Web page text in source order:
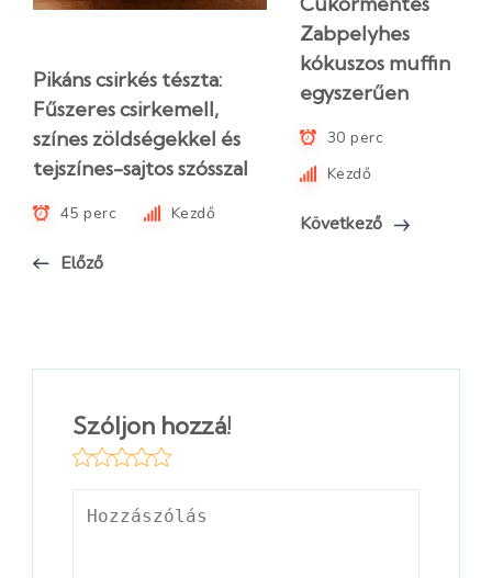
Pikáns csirkés tészta:
Fűszeres csirkemell,
színes zöldségekkel és
tejszínes-sajtos szósszal
45 perc Kezdő
Előző
Zabpelyhes
kókuszos muffin
egyszerűen
30 perc
Kezdő
Következő
Szóljon hozzá!